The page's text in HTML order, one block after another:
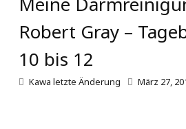
Robert Gray –
10 bis 12
Kawa letzte Änderung März 27,